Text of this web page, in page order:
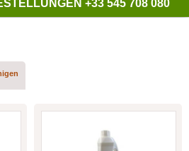
+33 545 708 080